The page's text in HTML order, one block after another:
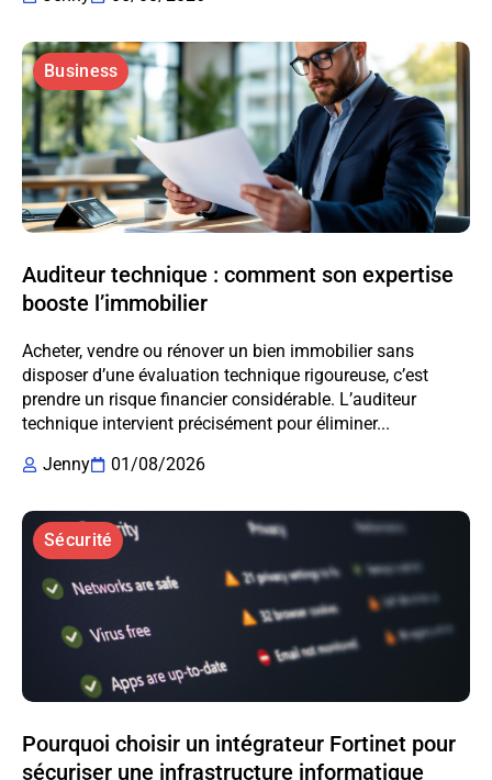
Business
Auditeur technique : comment son expertise
booste l’immobilier
Acheter, vendre ou rénover un bien immobilier sans
disposer d’une évaluation technique rigoureuse, c’est
prendre un risque financier considérable. L’auditeur
technique intervient précisément pour éliminer...
Jenny
01/08/2026
Sécurité
Pourquoi choisir un intégrateur Fortinet pour
sécuriser une infrastructure informatique